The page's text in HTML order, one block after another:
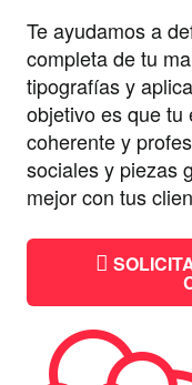
Te ayudamos a
completa de tu
tipografías y
objetivo es que tu
coherente y
sociales y piezas
mejor con tus